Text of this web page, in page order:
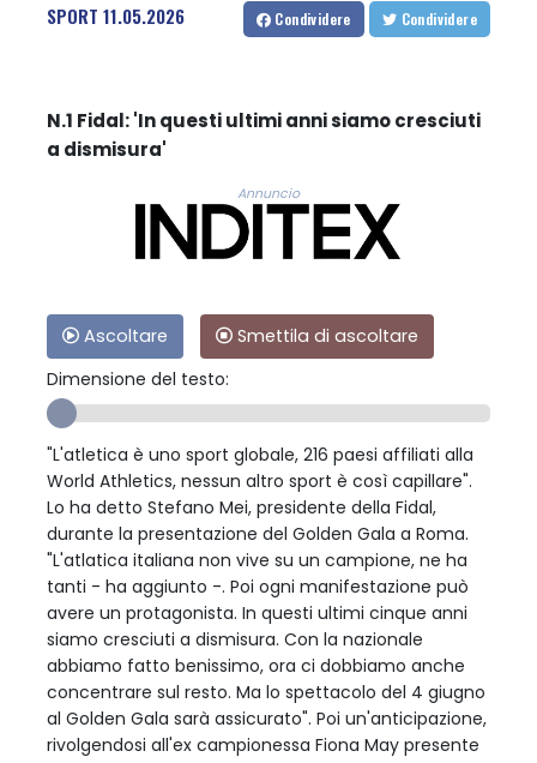
SPORT 11.05.2026 Condividere Condividere
N.1 Fidal: 'In questi ultimi anni siamo cresciuti
a dismisura'
Annuncio
Ascoltare
Smettila di ascoltare
Dimensione del testo:
"L'atletica è uno sport globale, 216 paesi affiliati alla
World Athletics, nessun altro sport è così capillare".
Lo ha detto Stefano Mei, presidente della Fidal,
durante la presentazione del Golden Gala a Roma.
"L'atlatica italiana non vive su un campione, ne ha
tanti - ha aggiunto -. Poi ogni manifestazione può
avere un protagonista. In questi ultimi cinque anni
siamo cresciuti a dismisura. Con la nazionale
abbiamo fatto benissimo, ora ci dobbiamo anche
concentrare sul resto. Ma lo spettacolo del 4 giugno
al Golden Gala sarà assicurato". Poi un'anticipazione,
rivolgendosi all'ex campionessa Fiona May presente